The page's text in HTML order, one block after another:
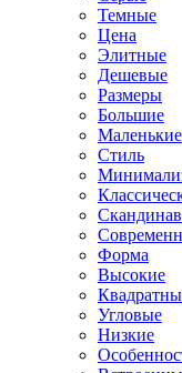
Темные
Цена
Элитные
Дешевые
Размеры
Большие
Маленькие
Стиль
Форма
Высокие
Угловые
Низкие